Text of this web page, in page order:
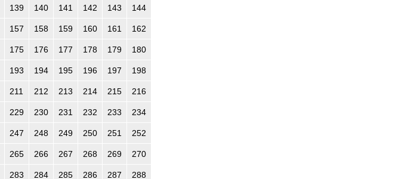
139 140 141 142 143 144
157 158 159 160 161 162
175 176 177 178 179 180
193 194 195 196 197 198
211 212 213 214 215 216
229 230 231 232 233 234
247 248 249 250 251 252
265 266 267 268 269 270
283 284 285 286 287 288